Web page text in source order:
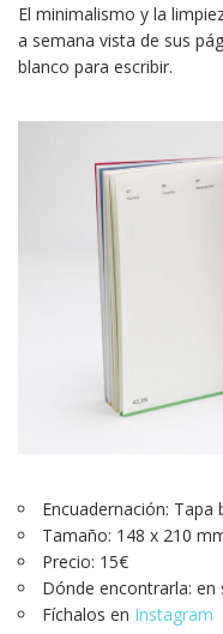
El minimalismo y la
a semana vista de sus
blanco para escribir.
Encuadernación: Tapa
Tamaño: 148 x 210
Precio: 15€
Dónde encontrarla:
Fíchalos en Instagram